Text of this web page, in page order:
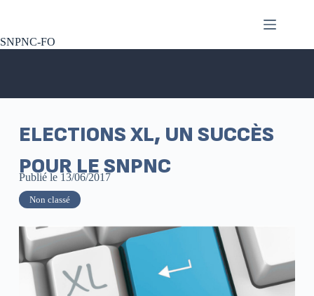
SNPNC-FO
ELECTIONS XL, UN SUCCÈS
POUR LE SNPNC
Publié le 13/06/2017
Non classé